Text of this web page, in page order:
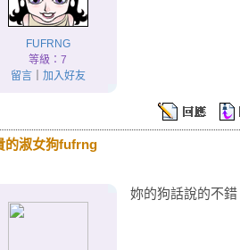
FUFRNG
等級：7
留言｜ 加入好友
的淑女狗fufrng
妳的狗話說的不